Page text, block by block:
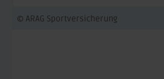
© ARAG Sportversicherung